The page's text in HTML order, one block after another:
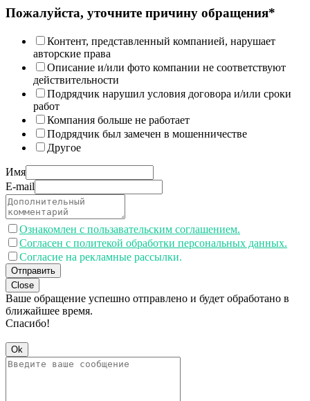
Пожалуйста, уточните причину обращения*
Контент, представленный компанией, нарушает
авторские права
Описание и/или фото компании не соответствуют
действительности
Подрядчик нарушил условия договора и/или сроки
работ
Компания больше не работает
Подрядчик был замечен в мошенничестве
Другое
Имя
E-mail
Ознакомлен с пользавательским соглашением.
Согласен с политекой обработки персональных данных.
Согласие на рекламные рассылки.
Отправить
Close
Ваше обращение успешно отправлено и будет обработано в
ближайшее время.
Спасибо!
Ok